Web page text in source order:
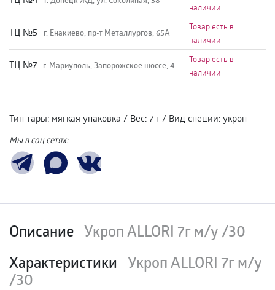
наличии
TЦ №5 г. Енакиево, пр-т Металлургов, 65А
Товар есть в
наличии
ТЦ №7 г. Мариуполь, Запорожское шоссе, 4
Товар есть в
наличии
Тип тары: мягкая упаковка / Вес: 7 г / Вид специи: укроп
Мы в соц сетях:
Описание Укроп ALLORI 7г м/у /30
Характеристики Укроп ALLORI 7г м/у
/30